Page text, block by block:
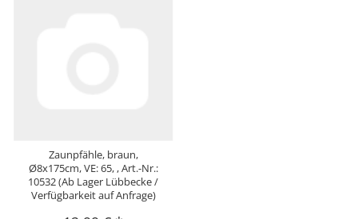
Zaunpfähle, braun,
Ø8x175cm, VE: 65, , Art.-Nr.:
10532 (Ab Lager Lübbecke /
Verfügbarkeit auf Anfrage)